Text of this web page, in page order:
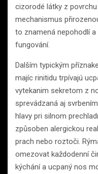
cizorodé látky z
mechanismus
to znamená nepohodlí
fungování.
Dalším typickým
majíc rinitidu trpívajú
vytekanim sekretom z
sprevádzaná aj
hlavy pri silnom
způsoben alergickou
prach nebo roztoči.
omezovat každodenní
kýchání a ucpaný nos